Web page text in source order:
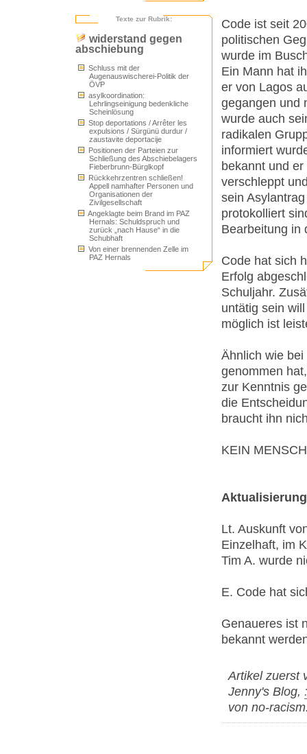
Texte zur Rubrik:
widerstand gegen
abschiebung
Schluss mit der
Augenauswischerei-Politik der
ÖVP
asylkoordination:
Lehrlingseinigung bedenkliche
Scheinlösung
Stop deportations / Arrêter les
expulsions / Sürgünü durdur /
zaustavite deportacije
Positionen der Parteien zur
Schließung des Abschiebelagers
Fieberbrunn-Bürglkopf
Rückkehrzentren schließen!
Appell namhafter Personen und
Organisationen der
Zivilgesellschaft
Angeklagte beim Brand im PAZ
Hernals: Schuldspruch und
zurück „nach Hause“ in die
Schubhaft
Von einer brennenden Zelle im
PAZ Hernals
Code ist seit
politischen
wurde im
Ein Mann hat
er von Lagos
gegangen und
wurde auch
radikalen
informiert
bekannt und
verschleppt
sein
protokolliert
Bearbeitung in
Code hat sich
Erfolg
Schuljahr.
untätig sein
möglich ist
Ähnlich wie
genommen
zur Kenntnis
die
braucht ihn
KEIN
Lt. Auskunft
Einzelhaft, im
Tim A. wurde
E. Code hat
Genaueres ist
bekannt
Artikel zuerst
Jenny's Blog,
von no-